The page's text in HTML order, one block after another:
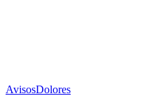
AvisosDolores